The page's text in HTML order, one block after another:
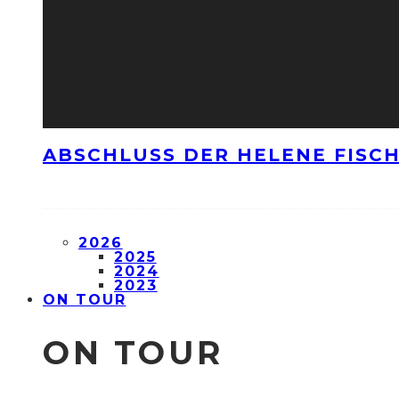
ABSCHLUSS DER HELENE
2026
2025
2024
2023
ON TOUR
ON TOUR